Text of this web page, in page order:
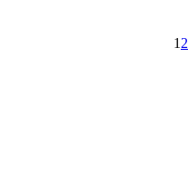
1 2